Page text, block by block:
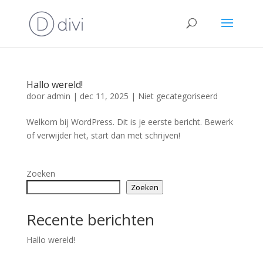
Hallo wereld!
door admin | dec 11, 2025 | Niet gecategoriseerd
Welkom bij WordPress. Dit is je eerste bericht. Bewerk
of verwijder het, start dan met schrijven!
Zoeken
Zoeken
Recente berichten
Hallo wereld!